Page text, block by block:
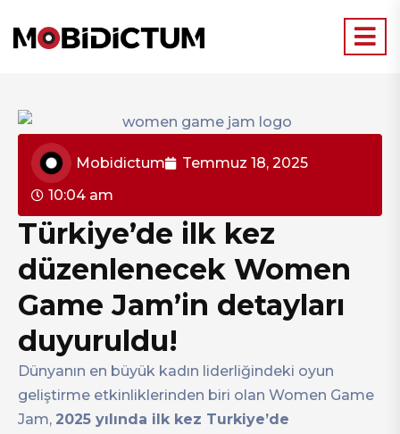
Mobidictum
Temmuz 18, 2025
10:04 am
Türkiye’de ilk kez
düzenlenecek Women
Game Jam’in detayları
duyuruldu!
Dünyanın en büyük kadın liderliğindeki oyun
geliştirme etkinliklerinden biri olan Women Game
Jam, 2025 yılında ilk kez Turkiye’de